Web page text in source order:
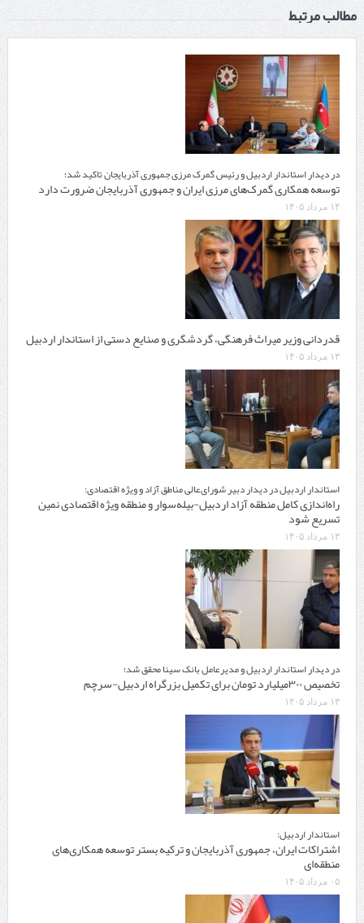
مطالب مرتبط
در دیدار استاندار اردبیل و رئیس گمرک مرزی جمهوری آذربایجان تاکید شد؛
توسعه همکاری گمرک‌های مرزی ایران و جمهوری آذربایجان ضرورت دارد
۱۴ مرداد ۱۴۰۵
قدردانی وزیر میراث فرهنگی، گردشگری و صنایع دستی از استاندار اردبیل
۱۳ مرداد ۱۴۰۵
استاندار اردبیل در دیدار دبیر شورای‌عالی مناطق آزاد و ویژه اقتصادی:
راه‌اندازی کامل منطقه آزاد اردبیل-بیله‌سوار و منطقه ویژه اقتصادی نمین
تسریع شود
۱۳ مرداد ۱۴۰۵
در دیدار استاندار اردبیل و مدیرعامل بانک سینا محقق شد؛
تخصیص ۳۰۰میلیارد تومان برای تکمیل بزرگراه اردبیل-سرچم
۱۳ مرداد ۱۴۰۵
استاندار اردبیل:
اشتراکات ایران، جمهوری آذربایجان و ترکیه بستر توسعه همکاری‌های
منطقه‌ای
۰۵ مرداد ۱۴۰۵